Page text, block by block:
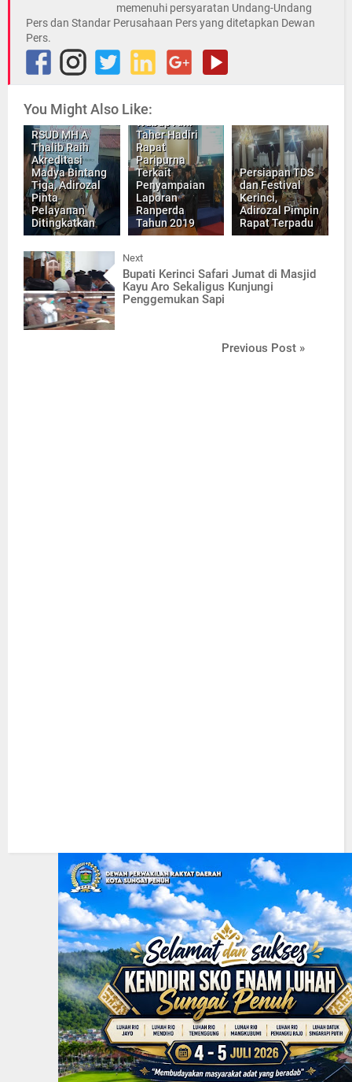
memenuhi persyaratan Undang-Undang
Pers dan Standar Perusahaan Pers yang ditetapkan Dewan
Pers.
You Might Also Like:
RSUD MH A
Thalib Raih
Akreditasi
Madya Bintang
Tiga, Adirozal
Pinta
Pelayanan
Ditingkatkan
Taher Hadiri
Rapat
Paripurna
Terkait
Penyampaian
Laporan
Ranperda
Tahun 2019
Persiapan TDS
dan Festival
Kerinci,
Adirozal Pimpin
Rapat Terpadu
Next
Bupati Kerinci Safari Jumat di Masjid
Kayu Aro Sekaligus Kunjungi
Penggemukan Sapi
Previous Post »